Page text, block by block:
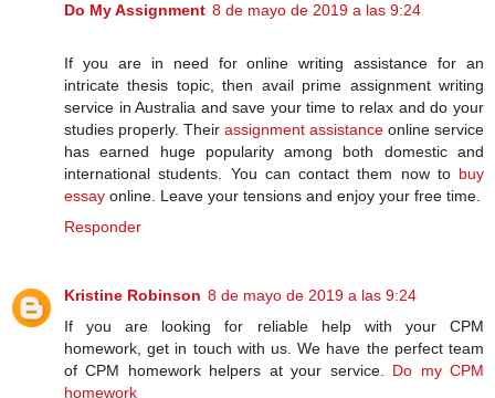
Do My Assignment 8 de mayo de 2019 a las 9:24
If you are in need for online writing assistance for an
intricate thesis topic, then avail prime assignment writing
service in Australia and save your time to relax and do your
studies properly. Their assignment assistance online service
has earned huge popularity among both domestic and
international students. You can contact them now to buy
essay online. Leave your tensions and enjoy your free time.
Responder
Kristine Robinson 8 de mayo de 2019 a las 9:24
If you are looking for reliable help with your CPM
homework, get in touch with us. We have the perfect team
of CPM homework helpers at your service. Do my CPM
homework